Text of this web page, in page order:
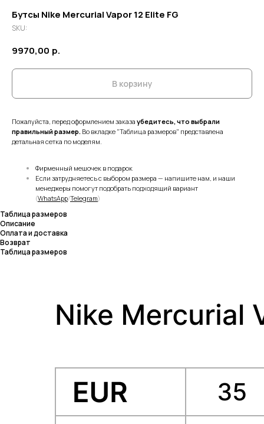
Бутсы Nike Mercurial Vapor 12 Elite FG
SKU:
9970,00 р.
В корзину
Пожалуйста, перед оформлением заказа убедитесь, что выбрали
правильный размер. Во вкладке "Таблица размеров" представлена
детальная сетка по моделям.
Фирменный мешочек в подарок
Если затрудняетесь с выбором размера — напишите нам, и наши
менеджеры помогут подобрать подходящий вариант
(WhatsApp/Telegram)
Таблица размеров
Описание
Оплата и доставка
Возврат
Таблица размеров